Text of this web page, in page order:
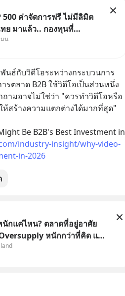
500 ค่าจัดการฟรี ไม่มีลิมิต
ย มาแล้ว.. กองทุนที่
อแก้ Pain Point ใหญ่ของ
น
นธ์กับวิดีโอระหว่างกระบวนการ
ตลาด B2B ใช้วิดีโอเป็นส่วนหนึ่ง
ามอาจไม่ใช่ว่า "ควรทำวิดีโอหรือ
ห้สร้างความแตกต่างได้มากที่สุด"
Be B2B's Best Investment in
industry-insight/why-video-
in-2026
กแค่ไหน? ตลาดที่อยู่อาศัย
หนักกว่าที่คิด และ
จบแค่เรื่องเศรษฐกิจ